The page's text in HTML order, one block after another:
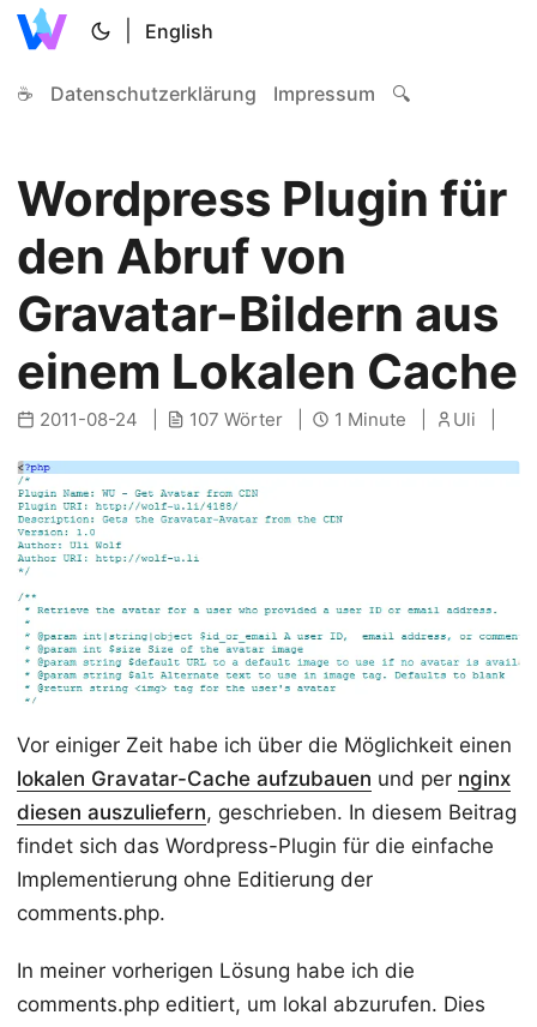
English
☕ Datenschutzerklärung Impressum 🔍
Wordpress Plugin für
den Abruf von
Gravatar-Bildern aus
einem Lokalen Cache
2011-08-24 107 Wörter 1 Minute Uli
Vor einiger Zeit habe ich über die Möglichkeit einen
lokalen Gravatar-Cache aufzubauen und per nginx
diesen auszuliefern, geschrieben. In diesem Beitrag
findet sich das Wordpress-Plugin für die einfache
Implementierung ohne Editierung der
comments.php.
In meiner vorherigen Lösung habe ich die
comments.php editiert, um lokal abzurufen. Dies